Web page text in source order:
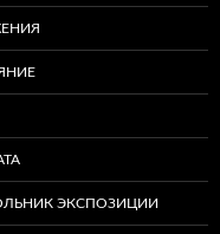
ЭКСПОЗИЦИИ